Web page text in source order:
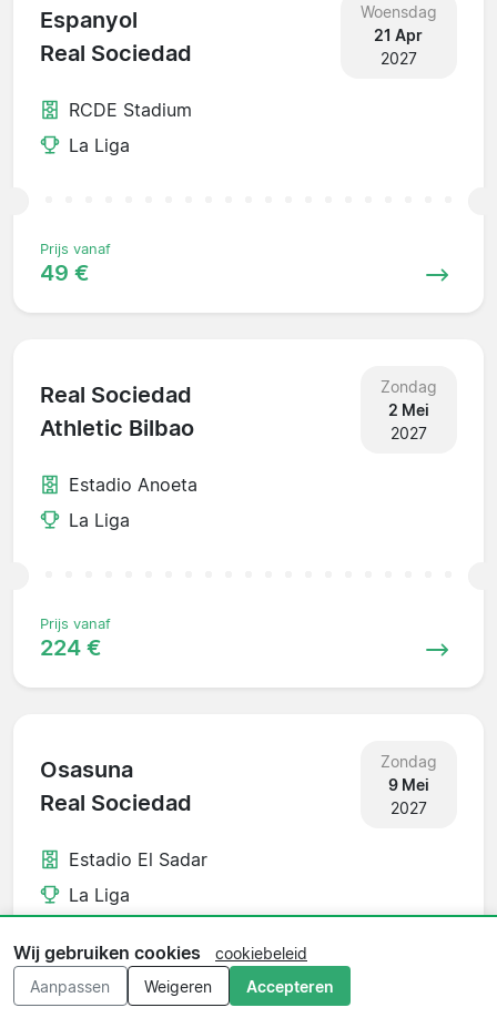
Espanyol
Real Sociedad
Woensdag
21 Apr
2027
RCDE Stadium
La Liga
Prijs vanaf
49 €
Real Sociedad
Athletic Bilbao
Zondag
2 Mei
2027
Estadio Anoeta
La Liga
Prijs vanaf
224 €
Osasuna
Real Sociedad
Zondag
9 Mei
2027
Estadio El Sadar
La Liga
Prijs vanaf
Wij gebruiken cookies
cookiebeleid
Aanpassen
Weigeren Accepteren